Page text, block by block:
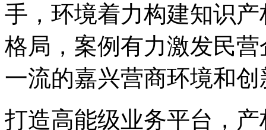
手，环境着力构建知识
格局，案例有力激发民
一流的嘉兴营商环境和
打造高能级业务平台，产